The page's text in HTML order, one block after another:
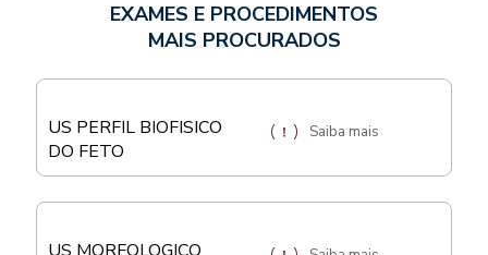
EXAMES E PROCEDIMENTOS
MAIS PROCURADOS
US PERFIL BIOFISICO
DO FETO
Saiba mais